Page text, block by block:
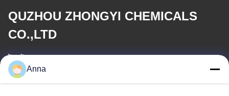
QUZHOU ZHONGYI CHEMICALS
CO.,LTD
ই-মেইল
Anna